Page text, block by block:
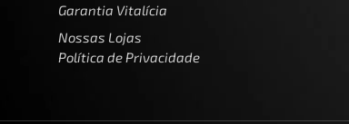
Garantia Vitalícia
Nossas Lojas
Política de Privacidade